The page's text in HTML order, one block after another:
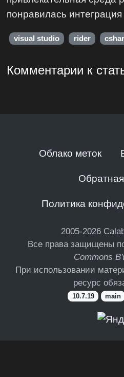
понравилась
visual studio rider
Комментарии к
Облако меток
Политика
2005-2026
Все права защищены
Commons
При использовании
ресурс
10.7.19 main